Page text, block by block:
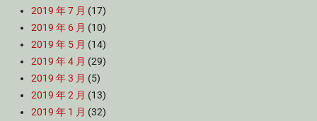
2019 年 7 月 (17)
2019 年 6 月 (10)
2019 年 5 月 (14)
2019 年 4 月 (29)
2019 年 3 月 (5)
2019 年 2 月 (13)
2019 年 1 月 (32)